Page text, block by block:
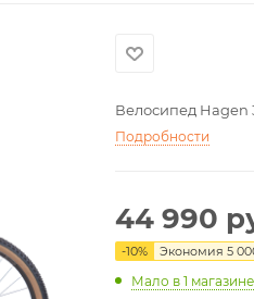
Велосипед Hagen
Подробности
44 990
-10% Экономия 5
Мало в 1 магазине